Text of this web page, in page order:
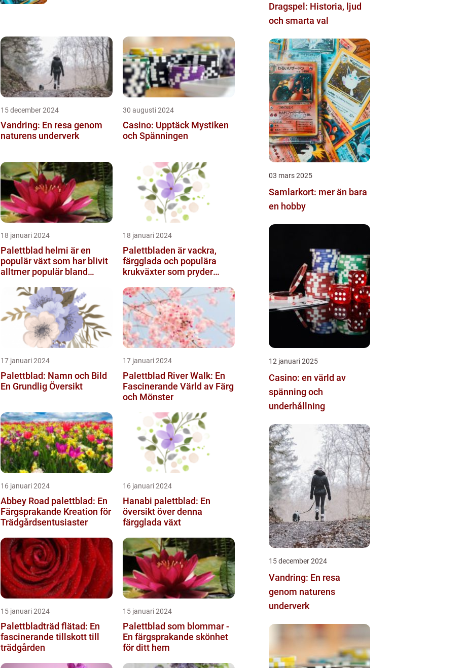
15 december 2024
Vandring: En resa genom
naturens underverk
30 augusti 2024
Casino: Upptäck Mystiken
och Spänningen
18 januari 2024
Palettblad helmi är en
populär växt som har blivit
alltmer populär bland
18 januari 2024
Palettbladen är vackra,
färgglada och populära
krukväxter som pryder
runt o...
17 januari 2024
Palettblad: Namn och Bild
En Grundlig Översikt
17 januari 2024
Palettblad River Walk: En
Fascinerande Värld av Färg
och Mönster
16 januari 2024
Abbey Road palettblad: En
Färgsprakande Kreation för
Trädgårdsentusiaster
16 januari 2024
Hanabi palettblad: En
översikt över denna
färgglada växt
15 januari 2024
Palettbladträd flätad: En
fascinerande tillskott till
trädgården
15 januari 2024
Palettblad som blommar -
En färgsprakande skönhet
för ditt hem
Dragspel: Historia, ljud
och smarta val
03 mars 2025
Samlarkort: mer än bara
en hobby
12 januari 2025
Casino: en värld av
spänning och
underhållning
15 december 2024
Vandring: En resa
genom naturens
underverk